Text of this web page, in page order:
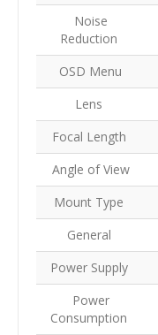
Noise
Reduction
OSD Menu
Lens
Focal Length
Angle of View
Mount Type
General
Power Supply
Power
Consumption